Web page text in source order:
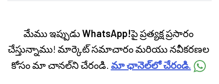
మేము ఇప్పుడుWhatsApp!పై ప్రత్యక్ష ప్రసారం
చేస్తున్నాము! మార్కెట్ సమాచారం మరియు నవీకరణల
కోసం మా చానల్‌ని చేరండి. మా ఛానెల్‌లో చేరండి.